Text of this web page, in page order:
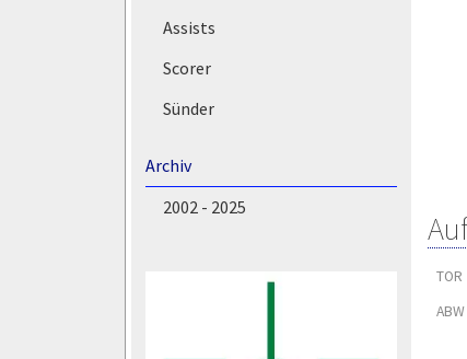
Assists
Scorer
Sünder
Archiv
2002 - 2025
TOR
ABW